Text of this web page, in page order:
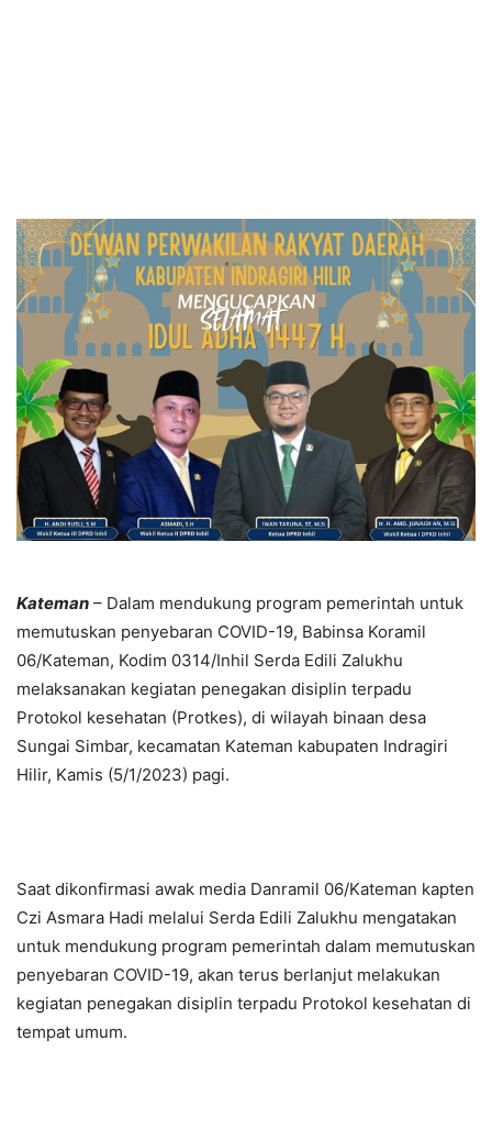
Kateman – Dalam mendukung program pemerintah untuk
memutuskan penyebaran COVID-19, Babinsa Koramil
06/Kateman, Kodim 0314/Inhil Serda Edili Zalukhu
melaksanakan kegiatan penegakan disiplin terpadu
Protokol kesehatan (Protkes), di wilayah binaan desa
Sungai Simbar, kecamatan Kateman kabupaten Indragiri
Hilir, Kamis (5/1/2023) pagi.
Saat dikonfirmasi awak media Danramil 06/Kateman kapten
Czi Asmara Hadi melalui Serda Edili Zalukhu mengatakan
untuk mendukung program pemerintah dalam memutuskan
penyebaran COVID-19, akan terus berlanjut melakukan
kegiatan penegakan disiplin terpadu Protokol kesehatan di
tempat umum.